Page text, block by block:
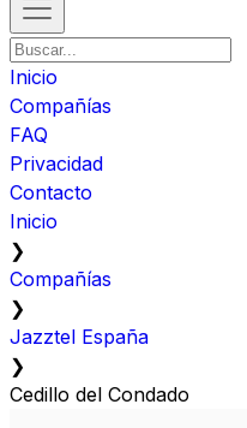
Inicio
Compañías
FAQ
Privacidad
Contacto
Inicio
❯
Compañías
❯
Jazztel España
❯
Cedillo del Condado